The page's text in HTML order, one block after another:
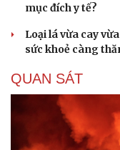
Du lịch
mục đích y tế?
Loại lá vừa cay
sức khoẻ càng
QUAN SÁT